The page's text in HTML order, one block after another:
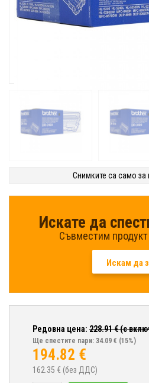
Снимките са само за
Искате да
Съвместим
Искам да
Редовна цена: 228.91€ (с
Ще спестите пари: 34.09 € (15%)
194.82 €
162.35 € (без ДДС)